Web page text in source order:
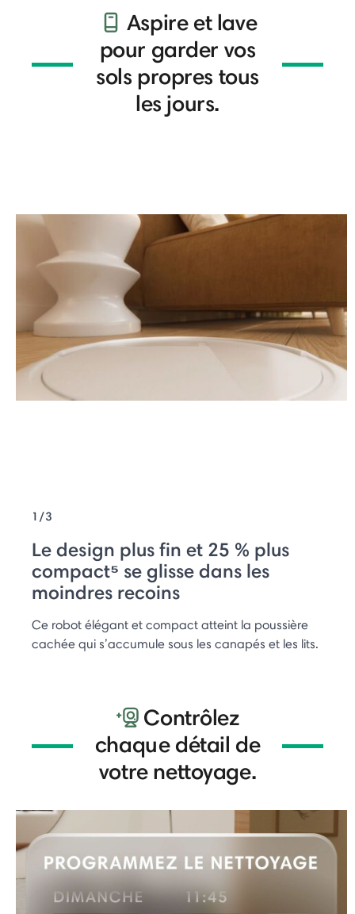
Aspire et lave
pour garder vos
sols propres tous
les jours.
1/3
Le design plus fin et 25 % plus
compact⁵ se glisse dans les
moindres recoins
Ce robot élégant et compact atteint la poussière
cachée qui s’accumule sous les canapés et les lits.
Contrôlez
chaque détail de
votre nettoyage.